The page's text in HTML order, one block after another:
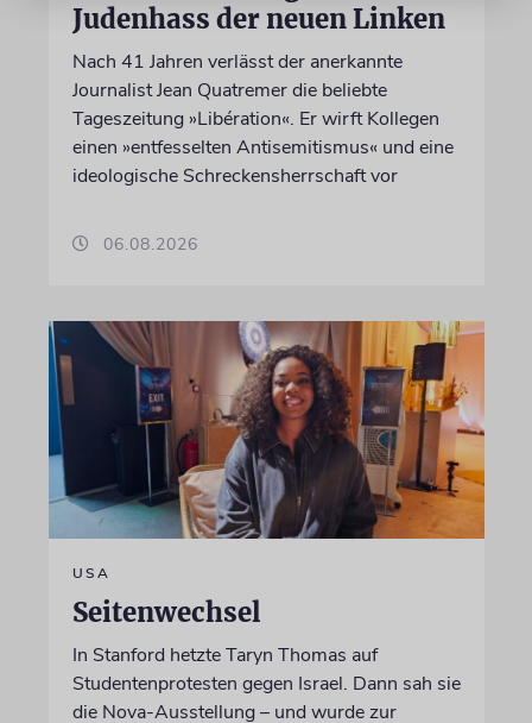
Judenhass der neuen Linken
Nach 41 Jahren verlässt der anerkannte
Journalist Jean Quatremer die beliebte
Tageszeitung »Libération«. Er wirft Kollegen
einen »entfesselten Antisemitismus« und eine
ideologische Schreckensherrschaft vor
06.08.2026
USA
Seitenwechsel
In Stanford hetzte Taryn Thomas auf
Studentenprotesten gegen Israel. Dann sah sie
die Nova-Ausstellung – und wurde zur